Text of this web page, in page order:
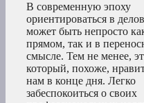
В современную эпоху
ориентироваться в
может быть непросто
прямом, так и в
смысле. Тем не менее,
который, похоже,
нам в конце дня. Легко
забеспокоиться о своих